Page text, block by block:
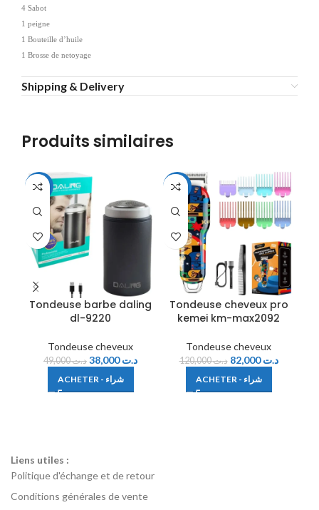
4 Sabot
1 peigne
1 Bouteille d’huile
1 Brosse de netoyage
Shipping & Delivery
Produits similaires
-22%
Tondeuse barbe daling
dl-9220
Tondeuse cheveux
د.ت49,000 د.ت38,000
ACHETER - شراء
-32%
Tondeuse cheveux pro
kemei km-max2092
Tondeuse cheveux
د.ت120,000 د.ت82,000
ACHETER - شراء
Liens utiles :
Politique d'échange et de retour
Conditions générales de vente